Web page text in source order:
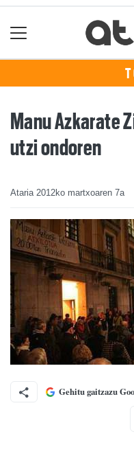
Manu Azkarate
utzi ondoren
Ataria 2012ko martxoaren 7a
Gehitu gaitzazu